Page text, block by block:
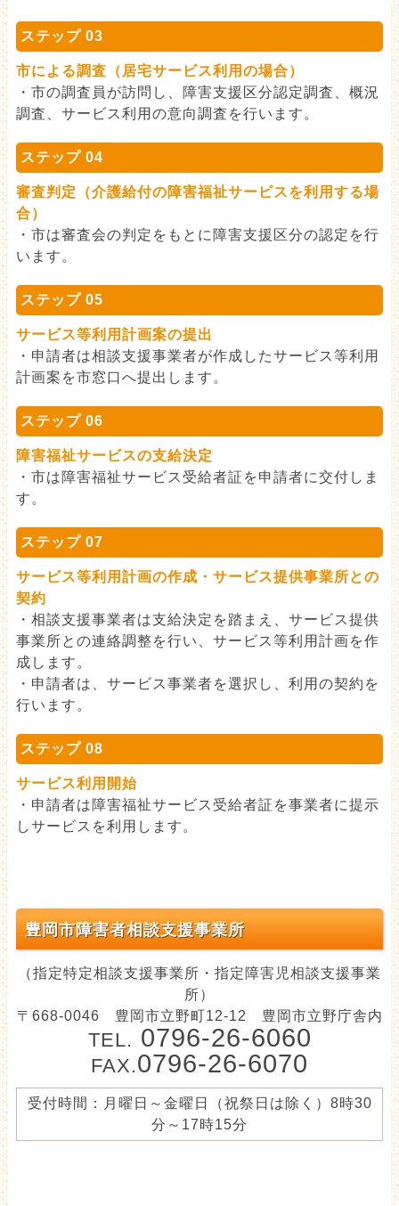
ステップ 03
市による調査（居宅サービス利用の場合）
・市の調査員が訪問し、障害支援区分認定調査、概況
調査、サービス利用の意向調査を行います。
ステップ 04
審査判定（介護給付の障害福祉サービスを利用する場
合）
・市は審査会の判定をもとに障害支援区分の認定を行
います。
ステップ 05
サービス等利用計画案の提出
・申請者は相談支援事業者が作成したサービス等利用
計画案を市窓口へ提出します。
ステップ 06
障害福祉サービスの支給決定
・市は障害福祉サービス受給者証を申請者に交付しま
す。
ステップ 07
サービス等利用計画の作成・サービス提供事業所との
契約
・相談支援事業者は支給決定を踏まえ、サービス提供
事業所との連絡調整を行い、サービス等利用計画を作
成します。
・申請者は、サービス事業者を選択し、利用の契約を
行います。
ステップ 08
サービス利用開始
・申請者は障害福祉サービス受給者証を事業者に提示
しサービスを利用します。
豊岡市障害者相談支援事業所
（指定特定相談支援事業所・指定障害児相談支援事業
所）
〒668-0046 豊岡市立野町12-12 豊岡市立野庁舎内
TEL. 0796-26-6060
FAX.0796-26-6070
受付時間：月曜日～金曜日（祝祭日は除く）8時30
分～17時15分